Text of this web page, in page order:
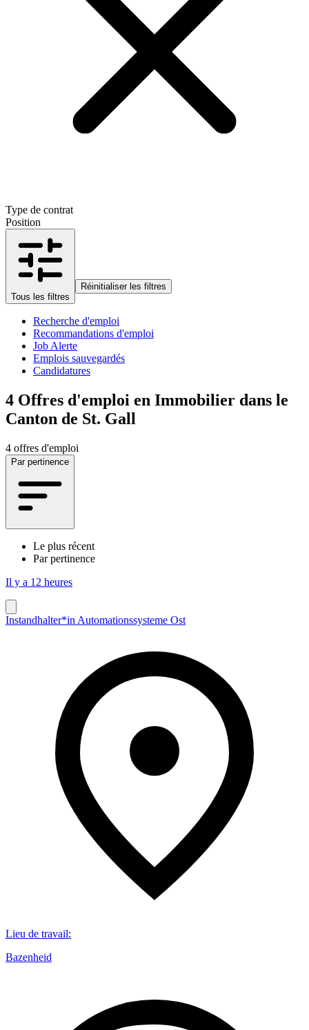
Type de contrat
Position
Tous les filtres
Réinitialiser les filtres
Recherche d'emploi
Recommandations d'emploi
Job Alerte
Emplois sauvegardés
Candidatures
4 Offres d'emploi en Immobilier dans le
Canton de St. Gall
4 offres d'emploi
Par pertinence
Le plus récent
Par pertinence
Il y a 12 heures
Instandhalter*in Automationssysteme Ost
Lieu de travail:
Bazenheid